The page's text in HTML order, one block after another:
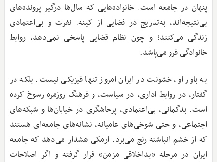
پنهان در جامعه است. خانواده‌هایی که سال‌ها درگیر پرونده‌های
بی‌نتیجه‌اند، به‌تدریج در فضایی از کینه، نفرت و بی‌اعتمادی
زندگی می‌کنند؛ و چون نظام قضایی پاسخی نمی‌دهد، روابط
خانوادگی فرو می‌پاشد.
به باور او، خشونت در ایران امروز تنها فیزیکی نیست. بلکه در
گفتار، در روابط اداری، در سیاست، و فرهنگ روزمره رسوخ کرده
است. بدگمانی، بی‌اعتمادی، پرخاشگری در خیابان‌ها و شبکه‌های
اجتماعی، و حتی شوخی‌های عامیانه، نشانه‌های جامعه‌ای هستند
که از خشم انباشته رنج می‌برد. ارمکی هشدار می‌دهد که جامعه
ایران در مرحله «بداخلاقی مزمن» قرار گرفته و اگر اصلاحات